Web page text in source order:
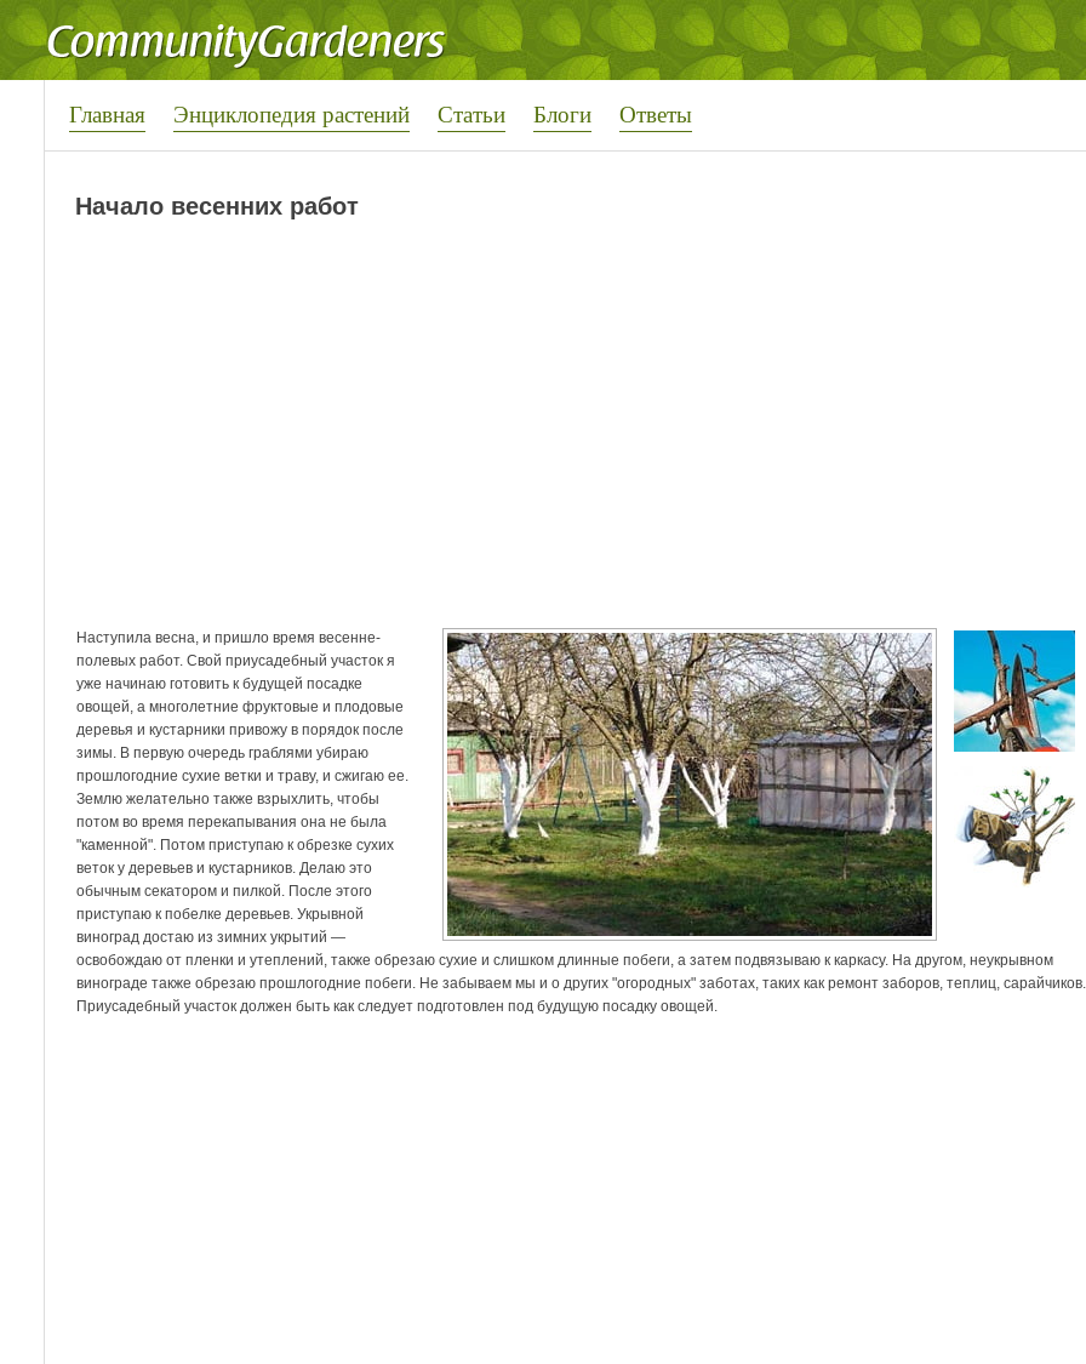
Главная Энциклопедия растений Статьи Блоги Ответы
Начало весенних работ
Наступила весна, и пришло время весенне-
полевых работ. Свой приусадебный участок я
уже начинаю готовить к будущей посадке
овощей, а многолетние фруктовые и плодовые
деревья и кустарники привожу в порядок после
зимы. В первую очередь граблями убираю
прошлогодние сухие ветки и траву, и сжигаю ее.
Землю желательно также взрыхлить, чтобы
потом во время перекапывания она не была
"каменной". Потом приступаю к обрезке сухих
веток у деревьев и кустарников. Делаю это
обычным секатором и пилкой. После этого
приступаю к побелке деревьев. Укрывной
виноград достаю из зимних укрытий —
освобождаю от пленки и утеплений, также обрезаю сухие и слишком длинные побеги, а затем подвязываю к каркасу. На другом, неукрывном
винограде также обрезаю прошлогодние побеги. Не забываем мы и о других "огородных" заботах, таких как ремонт заборов, теплиц, сарайчиков.
Приусадебный участок должен быть как следует подготовлен под будущую посадку овощей.